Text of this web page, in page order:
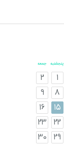
پنجشنبه
1
8
15
22
29
جمعه
2
9
16
23
30